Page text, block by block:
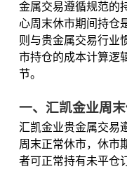
金属交易遵循规范的
心周末休市期间持仓
则与贵金属交易行业
市持仓的成本计算逻
节。
一、汇凯金业周
汇凯金业贵金属交易
周末正常休市，休市
者可正常持有未平仓